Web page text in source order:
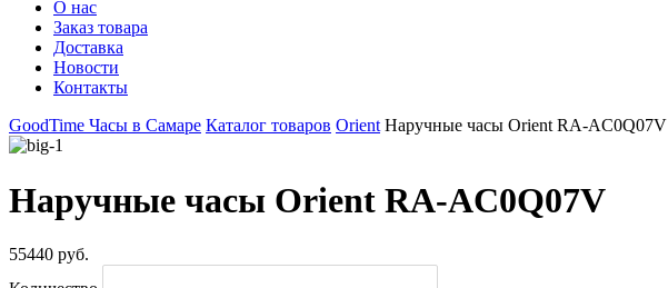
О нас
Заказ товара
Доставка
Новости
Контакты
GoodTime Часы в Самаре Каталог товаров Orient Наручные часы Orient RA-AC0Q07V
Наручные часы Orient RA-AC0Q07V
55440 руб.